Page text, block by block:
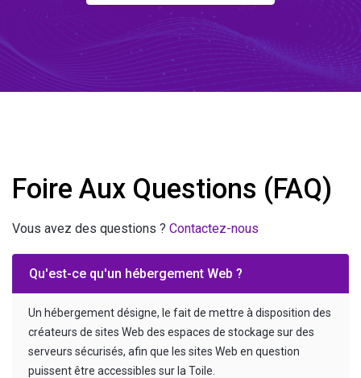
Foire Aux Questions (FAQ)
Vous avez des questions ? Contactez-nous
Qu'est-ce qu'un hébergement Web ?
Un hébergement désigne, le fait de mettre à disposition des
créateurs de sites Web des espaces de stockage sur des
serveurs sécurisés, afin que les sites Web en question
puissent être accessibles sur la Toile.